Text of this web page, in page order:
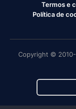
Termos e
Política de
Copyright © 2010-